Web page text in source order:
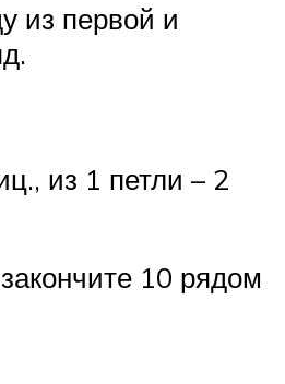
из первой и
из 1 петли – 2
10 рядом